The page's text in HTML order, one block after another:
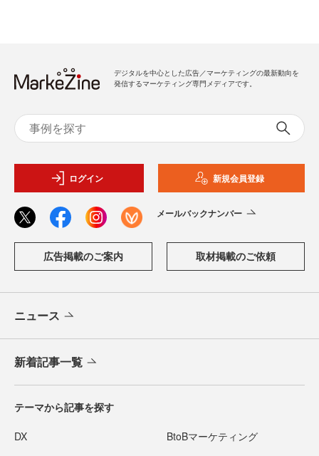
デジタルを中心とした広告／マーケティングの最新動向を
発信するマーケティング専門メディアです。
ログイン 新規会員登録
メールバックナンバー
広告掲載のご案内 取材掲載のご依頼
ニュース
新着記事一覧
テーマから記事を探す
DX BtoBマーケティング